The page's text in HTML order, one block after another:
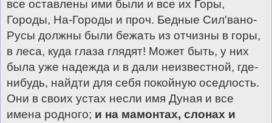
все оставлены ими были и все их Горы,
Городы, На-Городы и проч. Бедные Сил'вано-
Русы должны были бежать из отчизны в горы,
в леса, куда глаза глядят! Может быть, у них
была уже надежда и в дали неизвестной, где-
нибудь, найдти для себя покойную оседлость.
Они в своих устах несли имя Дуная и все
имена родного; и на мамонтах, слонах и